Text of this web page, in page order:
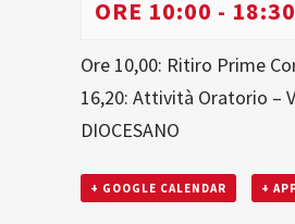
ORE 10:00 - 18:30
Ore 10,00: Ritiro Prime
16,20: Attività Oratorio –
DIOCESANO
+ GOOGLE CALENDAR +